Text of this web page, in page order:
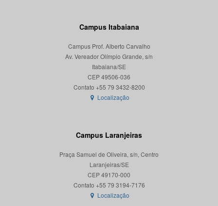
Campus Itabaiana
Campus Prof. Alberto Carvalho
Av. Vereador Olímpio Grande, s/n
Itabaiana/SE
CEP 49506-036
Localização
Campus Laranjeiras
Praça Samuel de Oliveira, s/n, Centro
Laranjeiras/SE
CEP 49170-000
Localização